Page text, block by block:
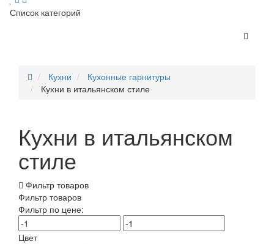
Список категорий
Кухни
Кухонные гарнитуры
Кухни в итальянском стиле
Кухни в итальянском
стиле
Фильтр товаров
Фильтр товаров
Фильтр по цене:
Цвет